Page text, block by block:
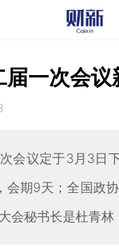
一次会
会议定于3月3日
会期9天；全国政
会秘书长是杜青林